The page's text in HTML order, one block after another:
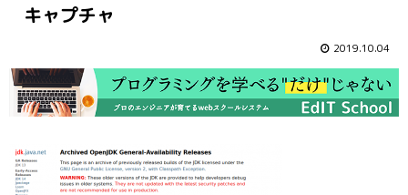
キャプチャ
2019.10.04